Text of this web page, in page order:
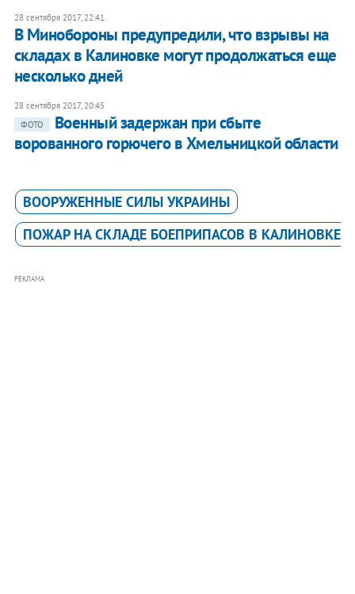
28 сентября 2017, 22:41
В Минобороны предупредили, что взрывы на
складах в Калиновке могут продолжаться еще
несколько дней
28 сентября 2017, 20:45
ФОТО
Военный задержан при сбыте
ворованного горючего ​в Хмельницкой области
ВООРУЖЕННЫЕ СИЛЫ УКРАИНЫ
ПОЖАР НА СКЛАДЕ БОЕПРИПАСОВ В КАЛИНОВКЕ
РЕКЛАМА